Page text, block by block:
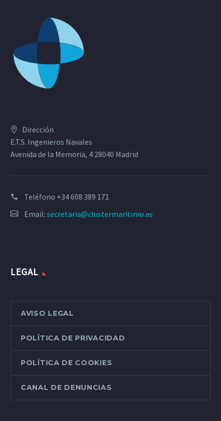
Dirección
E.T.S. Ingenieros Navales
Avenida de la Memoria, 4 28040 Madrid
Teléfono +34 608 389 171
Email: secretaria@clustermaritimo.es
LEGAL
AVISO LEGAL
POLÍTICA DE PRIVACIDAD
POLÍTICA DE COOKIES
CANAL DE DENUNCIAS